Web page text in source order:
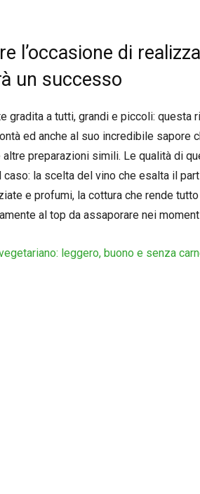
l’occasione di
un successo
gradita a tutti, grandi e piccoli: questa
ed anche al suo incredibile sapore
preparazioni simili. Le qualità di
caso: la scelta del vino che esalta il
e profumi, la cottura che rende
al top da assaporare nei
leggero, buono e senza